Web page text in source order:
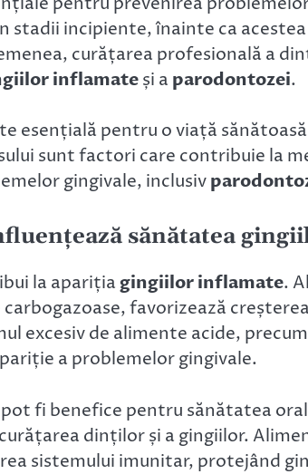
incipiente, înainte ca acestea
curățarea profesională a
inflamateși a parodontozei.
esențială pentru o viață
sunt factori care contribuie la
gingivale, inclusiv
sănătatea
la aparițiagingiilor inflamate.
favorizează
excesiv de alimente acide,
a problemelor gingivale.
fi benefice pentru sănătatea
dinților și a gingiilor.
sistemului imunitar, protejând